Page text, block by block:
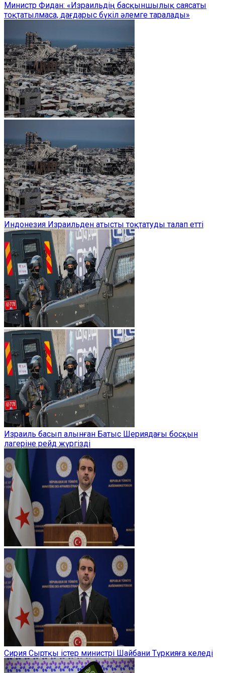
Министр Фидан: «Израильдің басқыншылық саясаты
тоқтатылмаса, дағдарыс бүкіл әлемге таралады»
Индонезия Израильден атысты тоқтатуды талап етті
Израиль басып алынған Батыс Шериядағы босқын
лагеріне рейд жүргізді
Сирия Сыртқы істер министрі Шайбани Түркияға келеді